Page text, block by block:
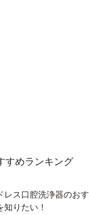
すめランキング
レス口腔洗浄器のおす
知りたい！